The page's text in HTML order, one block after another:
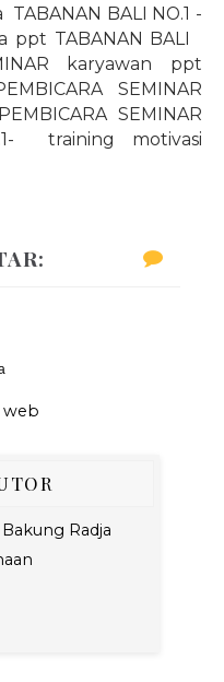
TABANAN BALI NO.1 -
ppt TABANAN BALI
karyawan ppt
SEMINAR
SEMINAR
-
training motivasi
web
Radja